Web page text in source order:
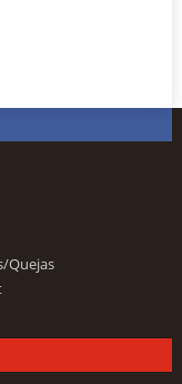
Quejas